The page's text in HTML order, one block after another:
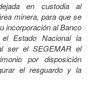
en custodia al
minera, para que se
incorporación al Banco
Estado Nacional la
ser el SEGEMAR el
por disposición
el resguardo y la